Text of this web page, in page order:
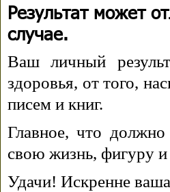
Результат может
случае.
Ваш личный
здоровья, от того,
писем и книг.
Главное, что
свою жизнь, фигуру и
Удачи! Искренне